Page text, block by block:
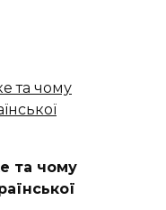
та чому